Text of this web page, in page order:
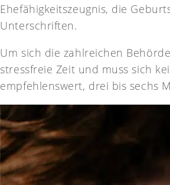
Ehefähigkeitszeugnis, die
Unterschriften.
Um sich die zahlreichen
stressfreie Zeit und muss sich
empfehlenswert, drei bis sechs